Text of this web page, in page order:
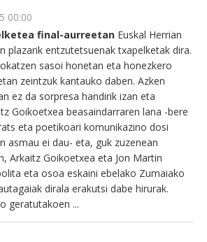
00:00
final-aurreetan Euskal Herrian
plazarik entzutetsuenak txapelketak dira.
sasoi honetan eta honezkero
zeintzuk kantauko daben. Azken
ez da sorpresa handirik izan eta
Goikoetxea beasaindarraren lana -bere
eta poetikoari komunikazino dosi
asmau ei dau- eta, guk zuzenean
Arkaitz Goikoetxea eta Jon Martin
eta osoa eskaini ebelako Zumaiako
dirala erakutsi dabe hirurak.
geratutakoen ...